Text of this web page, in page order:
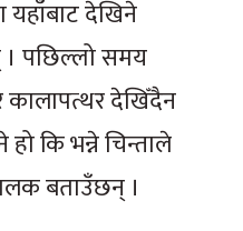
देखिने
पछिल्लो समय
देखिँदैन
कि भन्ने चिन्ताले
बताउँछन् ।